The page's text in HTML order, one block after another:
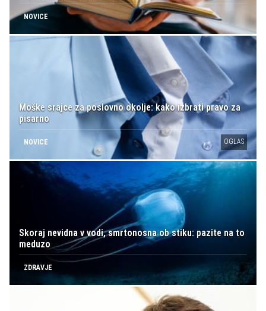
NOVICE
Moške srajce za poslovno okolje: kako izbrati pravo za
pisarno
NOVICE OGLAS
Skoraj nevidna v vodi, smrtonosna ob stiku: pazite na to
meduzo
ZDRAVJE